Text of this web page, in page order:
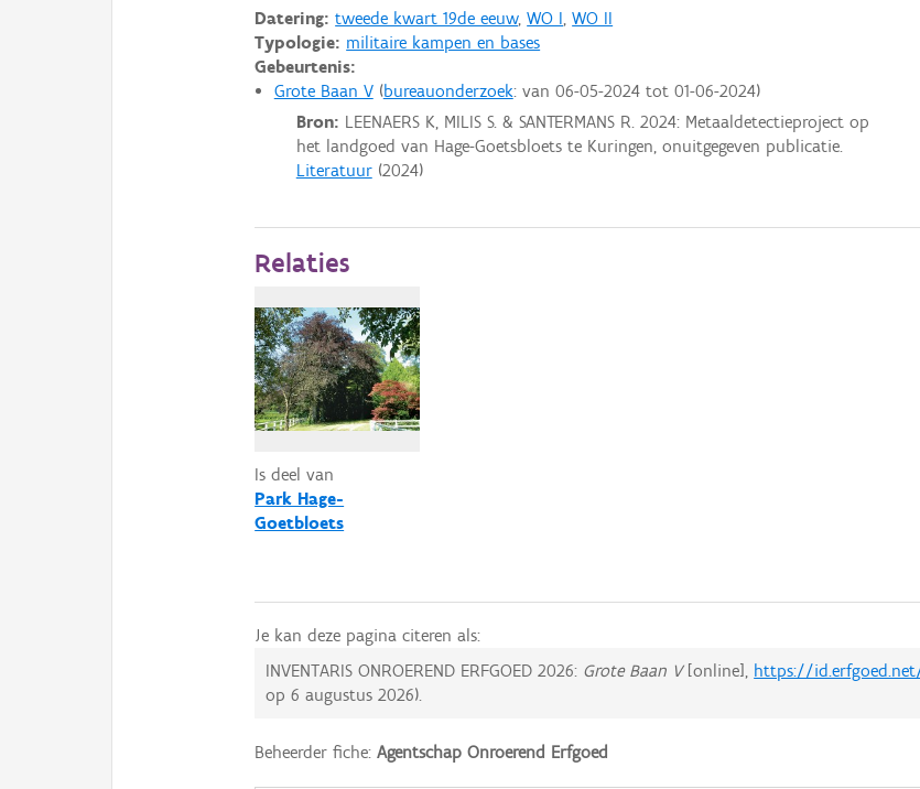
Datering: tweede kwart 19de eeuw,WO I ,WO II
Typologie: militaire kampen en bases
Gebeurtenis:
Grote Baan V bureauonderzoek: van 06-05-2024tot 01-06-2024
Bron: LEENAERS K, MILIS S. & SANTERMANS R. 2024: Metaaldetectieproject op
het landgoed van Hage-Goetsbloets te Kuringen, onuitgegeven publicatie.
Literatuur(2024)
Relaties
Is deel van
Park Hage-
Goetbloets
Je kan deze pagina citeren als:
INVENTARIS ONROEREND ERFGOED 2026: Grote Baan V[online], https://
op6 augustus 2026).
Beheerder fiche:Agentschap Onroerend Erfgoed